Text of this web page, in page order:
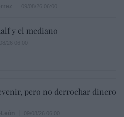
y el mediano
pero no derrochar dinero